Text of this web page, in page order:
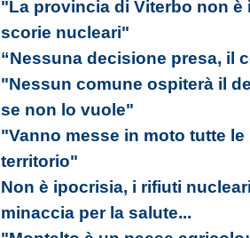
"La provincia di Viterbo non
scorie nucleari"
“Nessuna decisione presa, il
"Nessun comune ospiterà il
se non lo vuole"
"Vanno messe in moto tutte
territorio"
Non è ipocrisia, i rifiuti
minaccia per la salute...